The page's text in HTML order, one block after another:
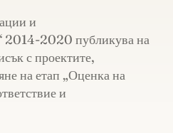
и
2014-2020 публикува на
с проектите,
на етап „Оценка на
и